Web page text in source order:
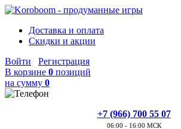
Доставка и оплата
Скидки и акции
Войти
Регистрация
В корзине 0 позиций
на сумму 0
+7 (966) 700 55 07
06:00 - 16:00 МСК